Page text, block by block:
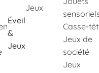
Éveil
&
Jeux
Jeux
Casse-
Jeux de
société
Jeux